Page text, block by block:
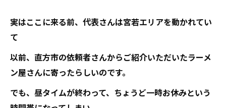
実はここに来る前、代表さんは宮若エリアを動かれてい
て
以前、直方市の依頼者さんからご紹介いただいたラーメ
ン屋さんに寄ったらしいのです。
でも、昼タイムが終わって、ちょうど一時お休みという